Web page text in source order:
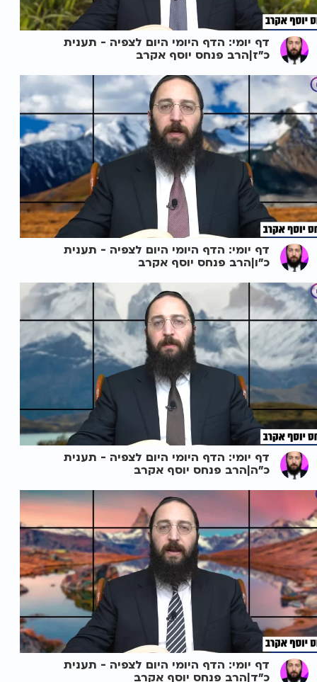
דף יומי: הדף היומי היום לצפיה - תענית
כ"ז|הרב פנחס יוסף אקרב
דף יומי: הדף היומי היום לצפיה - תענית
כ"ו|הרב פנחס יוסף אקרב
דף יומי: הדף היומי היום לצפיה - תענית
כ"ה|הרב פנחס יוסף אקרב
דף יומי: הדף היומי היום לצפיה - תענית
כ"ד|הרב פנחס יוסף אקרב